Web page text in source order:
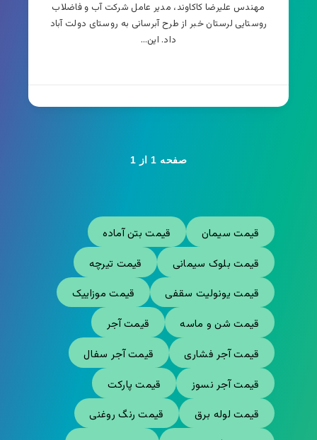
مهندس علیرضا کاکاوند، مدیر عامل شرکت آب و فاضلاب
روستایی لرستان خبر از طرح آبرسانی به روستای دولت آباد
داد. این…
صفحه 1 از 1
قیمت سیمان
قیمت بتن آماده
قیمت بلوک سیمانی
قیمت تیرچه
قیمت یونولیت سقفی
قیمت موزاییک
قیمت شن و ماسه
قیمت آجر
قیمت آجر فشاری
قیمت آجر سفال
قیمت آجر نسوز
قیمت پارکت
قیمت لوله برق
قیمت رنگ روغنی